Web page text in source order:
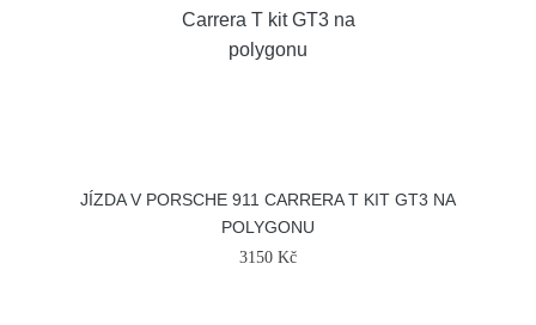
JÍZDA V PORSCHE 911 CARRERA T KIT GT3 NA
POLYGONU
3150 Kč